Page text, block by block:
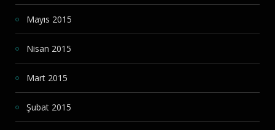
Mayıs 2015
Nisan 2015
Mart 2015
Şubat 2015